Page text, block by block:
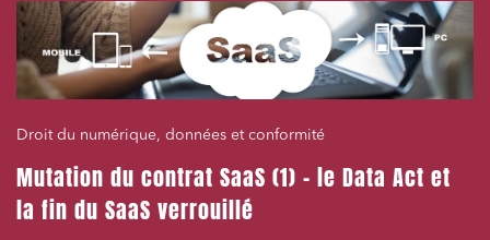
Droit du numérique, données et conformité
Mutation du contrat SaaS (1) – le Data Act et
la fin du SaaS verrouillé